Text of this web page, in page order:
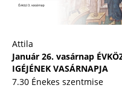
Attila
Január 26. vasárnap
IGÉJÉNEK VASÁRNAPJA
7.30 Énekes szentmise